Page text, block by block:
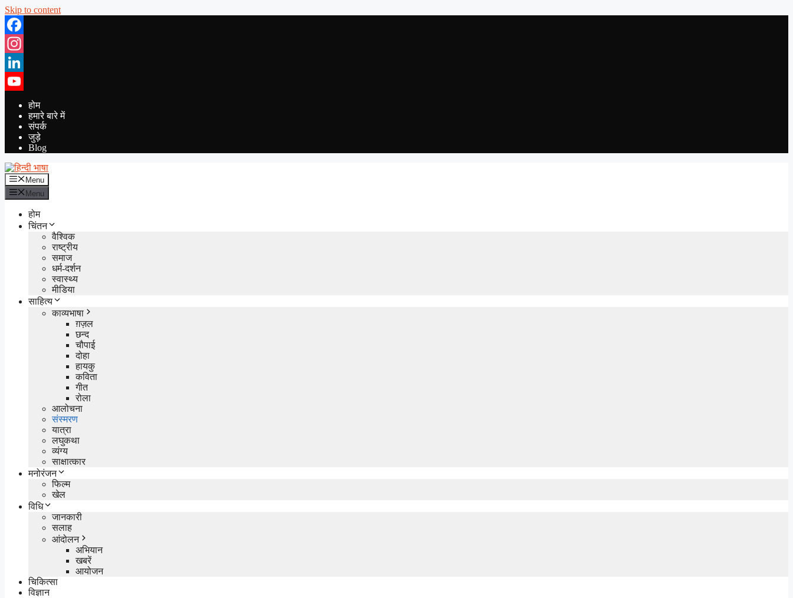
Skip to content
Facebook
Instagram
LinkedIn
YouTube
होम
हमारे बारे में
संपर्क
जुड़े
Blog
Menu
Menu
होम
चिंतन
वैश्विक
राष्ट्रीय
समाज
धर्म-दर्शन
स्वास्थ्य
मीडिया
साहित्य
काव्यभाषा
ग़ज़ल
छन्द
चौपाई
दोहा
हायकु
कविता
गीत
रोला
आलोचना
संस्मरण
यात्रा
लघुकथा
व्यंग्य
साक्षात्कार
मनोरंजन
फिल्म
खेल
विधि
जानकारी
सलाह
आंदोलन
अभियान
खबरें
आयोजन
चिकित्सा
विज्ञान